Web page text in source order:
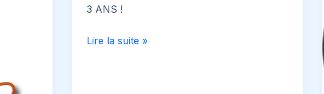
3 ANS !
3
Lire la suite »